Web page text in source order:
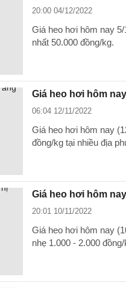
20:00 04/12/2022
Giá heo hơi hôm nay
nhất 50.000 đồng/kg.
Giá heo hơi hôm
06:04 12/11/2022
Giá heo hơi hôm nay
đồng/kg tại nhiều địa
Giá heo hơi hôm
20:01 10/11/2022
Giá heo hơi hôm nay
nhẹ 1.000 - 2.000 đồng/